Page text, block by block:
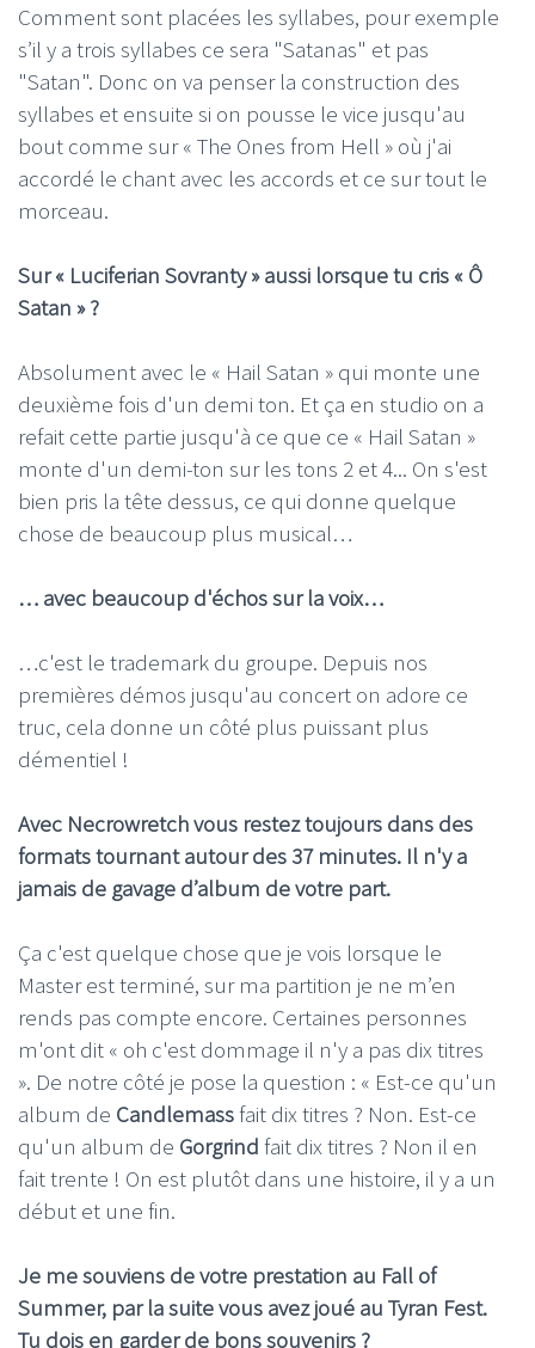
Comment sont placées les syllabes, pour exemple
s’il y a trois syllabes ce sera "Satanas" et pas
"Satan". Donc on va penser la construction des
syllabes et ensuite si on pousse le vice jusqu'au
bout comme sur « The Ones from Hell » où j'ai
accordé le chant avec les accords et ce sur tout le
morceau.
Sur « Luciferian Sovranty » aussi lorsque tu cris « Ô
Satan » ?
Absolument avec le « Hail Satan » qui monte une
deuxième fois d'un demi ton. Et ça en studio on a
refait cette partie jusqu'à ce que ce « Hail Satan »
monte d'un demi-ton sur les tons 2 et 4... On s'est
bien pris la tête dessus, ce qui donne quelque
chose de beaucoup plus musical…
… avec beaucoup d'échos sur la voix…
…c'est le trademark du groupe. Depuis nos
premières démos jusqu'au concert on adore ce
truc, cela donne un côté plus puissant plus
démentiel !
Avec Necrowretch vous restez toujours dans des
formats tournant autour des 37 minutes. Il n'y a
jamais de gavage d’album de votre part.
Ça c'est quelque chose que je vois lorsque le
Master est terminé, sur ma partition je ne m’en
rends pas compte encore. Certaines personnes
m'ont dit « oh c'est dommage il n'y a pas dix titres
». De notre côté je pose la question : « Est-ce qu'un
album de Candlemassfait dix titres ? Non. Est-ce
qu'un album de Gorgrind fait dix titres ? Non il en
fait trente ! On est plutôt dans une histoire, il y a un
début et une fin.
Je me souviens de votre prestation au Fall of
Summer, par la suite vous avez joué au Tyran Fest.
Tu dois en garder de bons souvenirs ?